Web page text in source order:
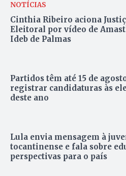
NOTÍCIAS
Cinthia Ribeiro aciona
Eleitoral por vídeo de
Ideb de Palmas
Partidos têm até 15 de
registrar candidaturas às
deste ano
Lula envia mensagem à
tocantinense e fala sobre
perspectivas para o país